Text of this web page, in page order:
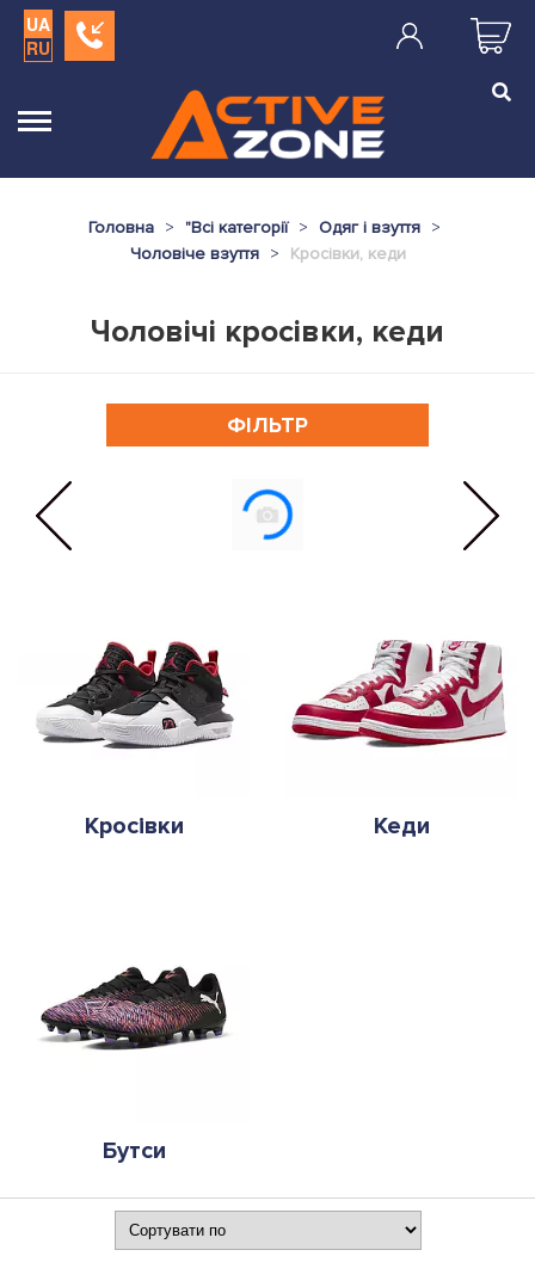
UA
RU
Головна "Всі категорії
Одяг і взуття
Чоловіче взуття
Кросівки, кеди
Чоловічі кросівки, кеди
ФІЛЬТР
Кросівки Кеди
Бутси